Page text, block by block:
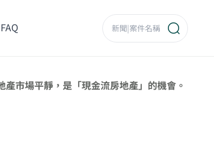
FAQ
產市場平靜，是「現金流房地產」的機會。